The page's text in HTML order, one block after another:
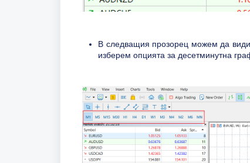
В следващия прозорец можем да
изберем опцията за десетминутна